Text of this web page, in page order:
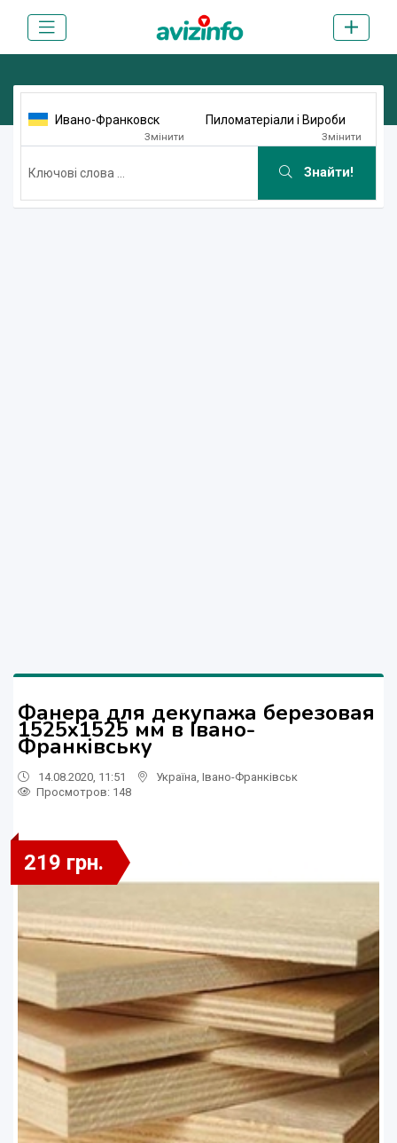
Ивано-Франковск
Змінити
Пиломатеріали і Вироби
Змінити
Знайти!
Фанера для декупажа березовая
1525х1525 мм в Івано-
Франківську
14.08.2020, 11:51 Україна Івано-Франківськ
Просмотров: 148
219 грн.